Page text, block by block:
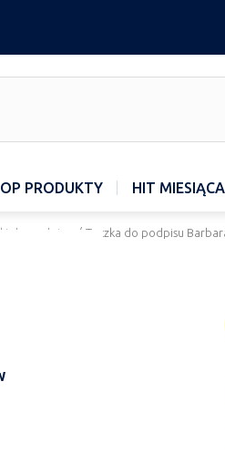
PRODUKTY HIT MIESIĄCA
do podpisu / Teczka do podpisu